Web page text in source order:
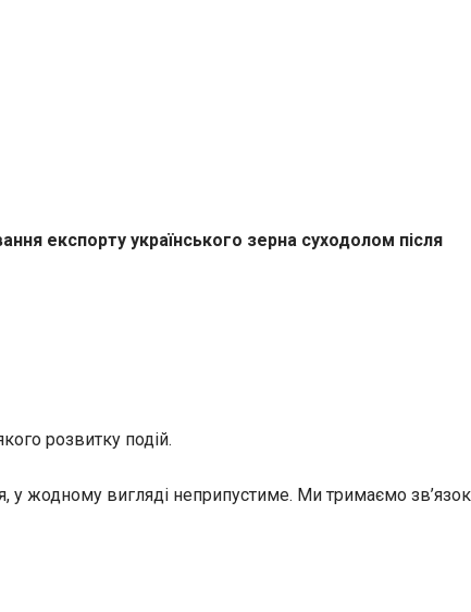
експорту українського зерна суходолом після
розвитку подій.
у жодному вигляді неприпустиме. Ми тримаємо зв’язок